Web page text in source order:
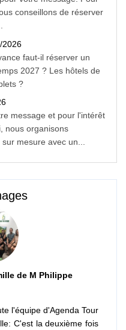
conseillons de réserver
2026
faut-il réserver un
2027 ? Les hôtels de
?
message et pour l'intérêt
nous organisons
mesure avec un...
de M Philippe
l'équipe d'Agenda Tour
C'est la deuxième fois